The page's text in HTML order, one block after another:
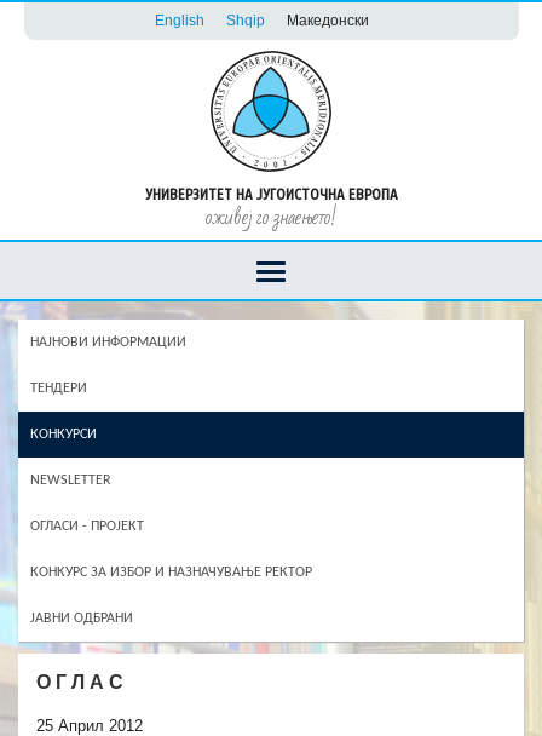
English Shqip Македонски
УНИВЕРЗИТЕТ НА ЈУГОИСТОЧНА ЕВРОПА
оживеј го знаењето!
НАЈНОВИ ИНФОРМАЦИИ
ТЕНДЕРИ
КОНКУРСИ
NEWSLETTER
ОГЛАСИ - ПРОЈЕКТ
КОНКУРС ЗА ИЗБОР И НАЗНАЧУВАЊЕ РЕКТОР
ЈАВНИ ОДБРАНИ
О Г Л А С
25 Април 2012